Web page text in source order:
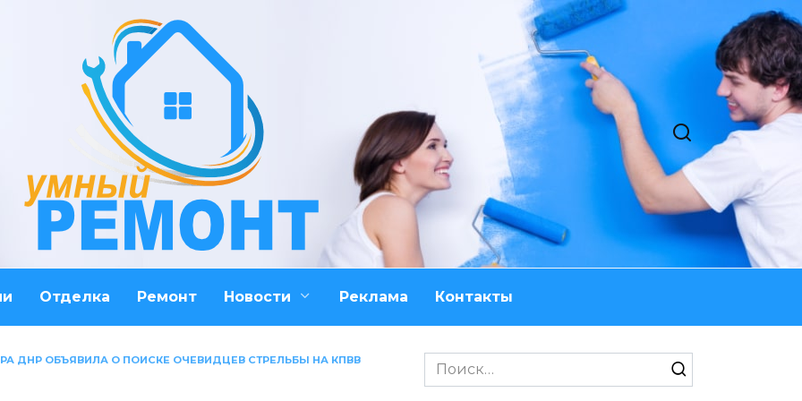
Отделка Ремонт Новости Реклама Контакты
ДНР ОБЪЯВИЛА О ПОИСКЕ ОЧЕВИДЦЕВ СТРЕЛЬБЫ НА КПВВ
Search
for: